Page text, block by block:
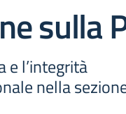
sulla
e l’integrità
nella